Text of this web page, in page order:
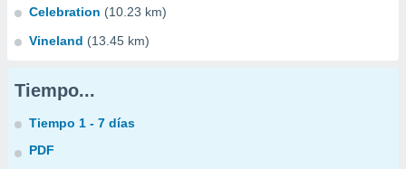
Celebration (10.23 km)
Vineland (13.45 km)
Tiempo...
Tiempo 1 - 7 días
PDF